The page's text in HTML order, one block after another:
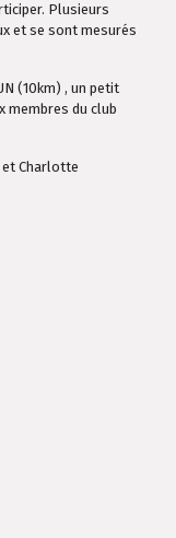
Plusieurs
et se sont mesurés
(10km) , un petit
membres du club
et Charlotte